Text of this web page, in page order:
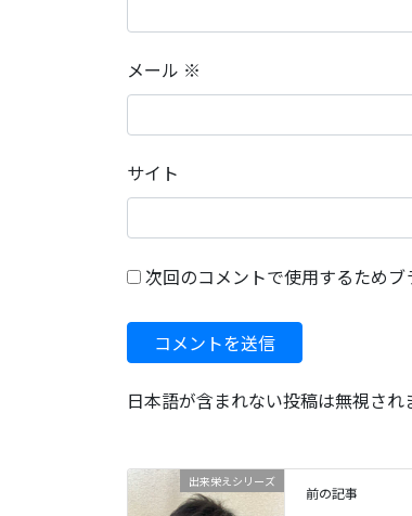
メール ※
サイト
次回のコメントで使用するため
日本語が含まれない投稿は無視され
出来栄えシリーズ
前の記事